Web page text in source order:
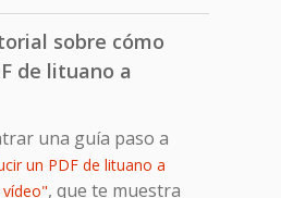
sobre cómo
de lituano a
una guía paso a
un PDF de lituano a
, que te muestra